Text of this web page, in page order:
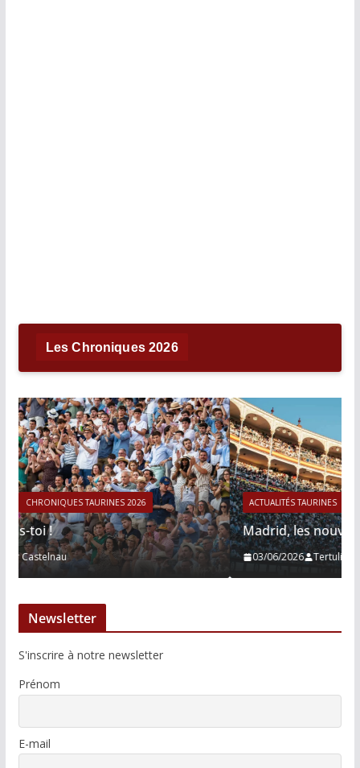
Les Chroniques 2026
ACTUALITÉS TAURINES CHRONIQUES TAURINES 2026
Madrid, les nouveaux inquisiteurs
03/06/2026 Tertulias
Newsletter
S'inscrire à notre newsletter
Prénom
E-mail